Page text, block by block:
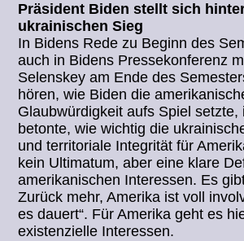
Präsident Biden stellt sich
ukrainischen Sieg
In Bidens Rede zu Beginn des
auch in Bidens Pressekonferenz
Selenskey am Ende des
hören, wie Biden die
Glaubwürdigkeit aufs Spiel setzte,
betonte, wie wichtig die
und territoriale Integrität für
kein Ultimatum, aber eine klare
amerikanischen Interessen. Es
Zurück mehr, Amerika ist voll
es dauert“. Für Amerika geht es
existenzielle Interessen.